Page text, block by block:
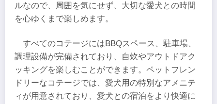
ルなので、周囲を気にせず、大切な愛犬との時間
を心ゆくまで楽しめます。
すべてのコテージにはBBQスペース、駐車場、
調理設備が完備されており、自炊やアウトドアク
ッキングを楽しむことができます。ペットフレン
ドリーなコテージでは、愛犬用の特別なアメニテ
ィが用意されており、愛犬との宿泊をより快適に